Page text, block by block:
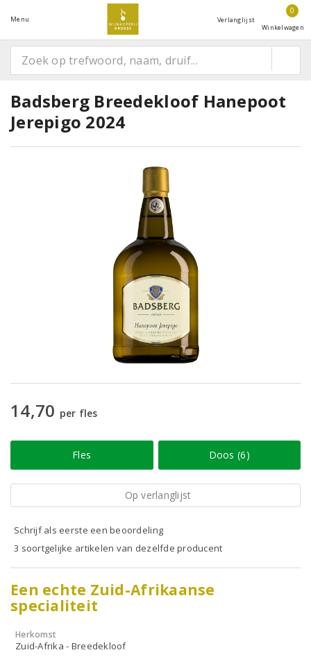
Menu Verlanglijst
0
Winkelwagen
Badsberg Breedekloof Hanepoot
Jerepigo 2024
14,70 per fles
Fles Doos (6)
Op verlanglijst
Schrijf als eerste een beoordeling
3 soortgelijke artikelen van dezelfde producent
Een echte Zuid-Afrikaanse
specialiteit
Herkomst
Zuid-Afrika - Breedekloof